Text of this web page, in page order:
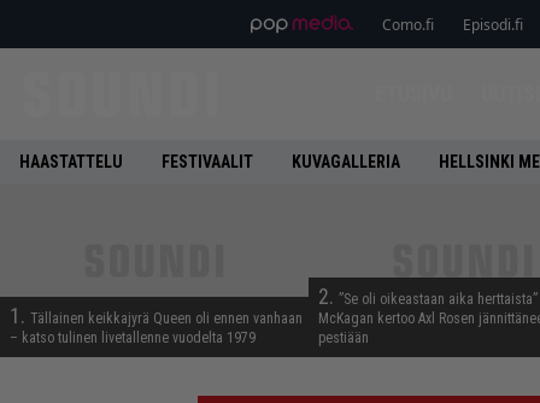
Como.fi Episodi.fi
HAASTATTELU FESTIVAALIT KUVAGALLERIA HELLSINKI
1. Tällainen keikkajyrä Queen oli ennen vanhaan
– katso tulinen livetallenne vuodelta 1979
2. ”Se oli oikeastaan aika
McKagan kertoo Axl Rosen
pestiään